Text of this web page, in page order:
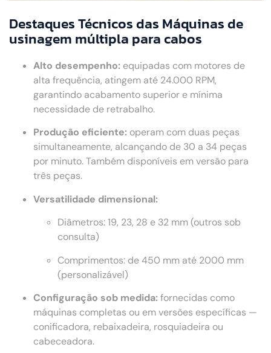
Destaques Técnicos das Máquinas de
usinagem múltipla para cabos
Alto desempenho: equipadas com motores de
alta frequência, atingem até 24.000 RPM,
garantindo acabamento superior e mínima
necessidade de retrabalho.
Produção eficiente: operam com duas peças
simultaneamente, alcançando de 30 a 34 peças
por minuto. Também disponíveis em versão para
três peças.
Versatilidade dimensional:
Diâmetros: 19, 23, 28 e 32 mm (outros sob
consulta)
Comprimentos: de 450 mm até 2000 mm
(personalizável)
Configuração sob medida:fornecidas como
máquinas completas ou em versões específicas —
conificadora, rebaixadeira, rosquiadeira ou
cabeceadora.